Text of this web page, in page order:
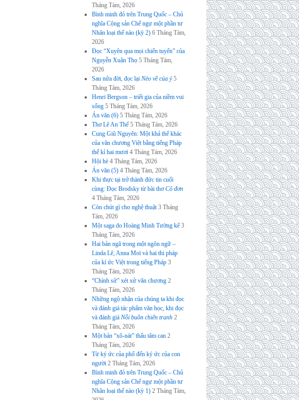
Tháng Tám, 2026
Bình minh đỏ trên Trung Quốc – Chủ
nghĩa Cộng sản Chế ngự một phần tư
Nhân loại thế nào (kỳ 2) 6 Tháng Tám,
2026
Đọc “Xuyên qua mọi chiến tuyến” của
Nguyễn Xuân Thọ 5 Tháng Tám,
2026
Sau nửa đời, đọc lại Nẻo về của ý 5
Tháng Tám, 2026
Henri Bergson – triết gia của niềm vui
sống 5 Tháng Tám, 2026
Án văn (6) 5 Tháng Tám, 2026
Thơ Lê An Thế 5 Tháng Tám, 2026
Cung Giũ Nguyên: Một khả thể khác
của văn chương Việt bằng tiếng Pháp
thế kỉ hai mươi 4 Tháng Tám, 2026
Hội hè 4 Tháng Tám, 2026
Án văn (5) 4 Tháng Tám, 2026
Khi thực tại trở thành đức tin cuối
cùng: Đọc Brodsky từ bài thơCô đơn
4 Tháng Tám, 2026
Còn chút gì cho nghệ thuật 3 Tháng
Tám, 2026
Một saga do Hoàng Minh Tường kể 3
Tháng Tám, 2026
Hai bản ngã trong một ngôn ngữ –
Linda Lê, Anna Moï và hai thi pháp
của kí ức Việt trong tiếng Pháp 3
Tháng Tám, 2026
“Chính sử” xét xử văn chương 2
Tháng Tám, 2026
Những ngộ nhận của chúng ta khi đọc
và đánh giá tác phẩm văn học, khi đọc
và đánh giá Nỗi buồn chiến tranh 2
Tháng Tám, 2026
Một bản “xô-nát” thấu tâm can 2
Tháng Tám, 2026
Từ ký ức của phố đến ký ức của con
người 2 Tháng Tám, 2026
Bình minh đỏ trên Trung Quốc – Chủ
nghĩa Cộng sản Chế ngự một phần tư
Nhân loại thế nào (kỳ 1) 2 Tháng Tám,